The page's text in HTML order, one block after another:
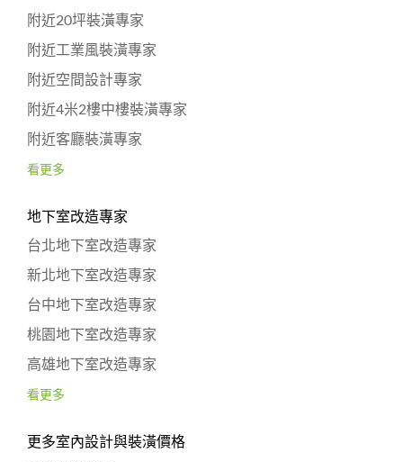
附近20坪裝潢專家
附近工業風裝潢專家
附近空間設計專家
附近4米2樓中樓裝潢專家
附近客廳裝潢專家
看更多
地下室改造專家
台北地下室改造專家
新北地下室改造專家
台中地下室改造專家
桃園地下室改造專家
高雄地下室改造專家
看更多
更多室內設計與裝潢價格